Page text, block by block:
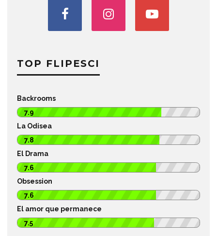
TOP FLIPESCI
Backrooms
7.9
La Odisea
7.8
El Drama
7.6
Obsession
7.6
El amor que permanece
7.5